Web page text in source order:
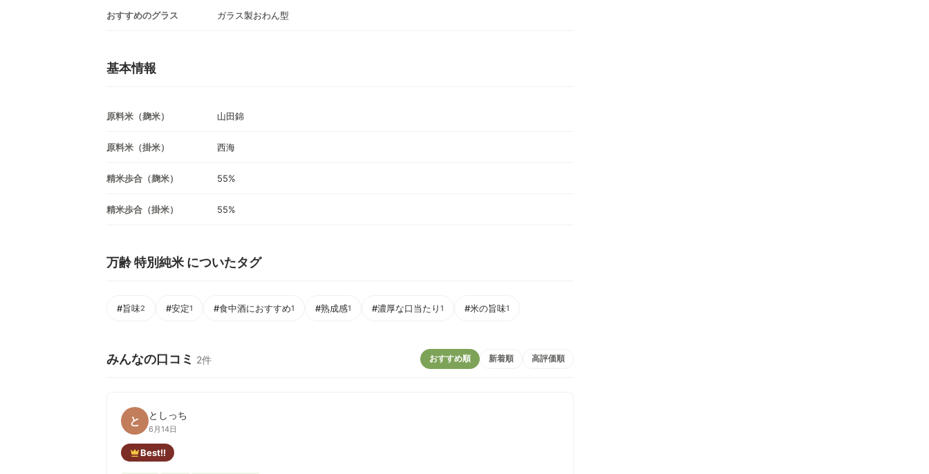
おすすめのグラス ガラス製おわん型
基本情報
原料米（麹米） 山田錦
原料米（掛米） 西海
精米歩合（麹米） 55%
精米歩合（掛米） 55%
万齢 特別純米 についたタグ
#旨味2 #安定1 #食中酒におすすめ1 #熟成感1 #濃厚な口当たり 1 #米の旨味1
みんなの口コミ 2件 おすすめ順 新着順 高評価順
と としっち
6月14日
Best!!